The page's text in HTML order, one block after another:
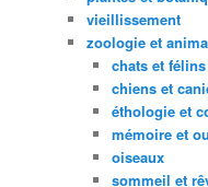
vieillissement
zoologie et
chats et félins
chiens et
éthologie et
mémoire et
oiseaux
sommeil et